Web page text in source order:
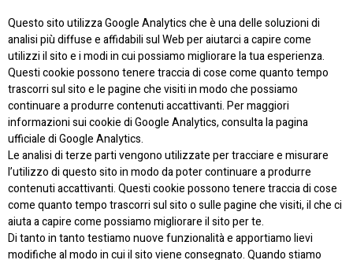
Questo sito utilizza Google Analytics che è una delle soluzioni di
analisi più diffuse e affidabili sul Web per aiutarci a capire come
utilizzi il sito e i modi in cui possiamo migliorare la tua esperienza.
Questi cookie possono tenere traccia di cose come quanto tempo
trascorri sul sito e le pagine che visiti in modo che possiamo
continuare a produrre contenuti accattivanti. Per maggiori
informazioni sui cookie di Google Analytics, consulta la pagina
ufficiale di Google Analytics.
Le analisi di terze parti vengono utilizzate per tracciare e misurare
l’utilizzo di questo sito in modo da poter continuare a produrre
contenuti accattivanti. Questi cookie possono tenere traccia di cose
come quanto tempo trascorri sul sito o sulle pagine che visiti, il che ci
aiuta a capire come possiamo migliorare il sito per te.
Di tanto in tanto testiamo nuove funzionalità e apportiamo lievi
modifiche al modo in cui il sito viene consegnato. Quando stiamo